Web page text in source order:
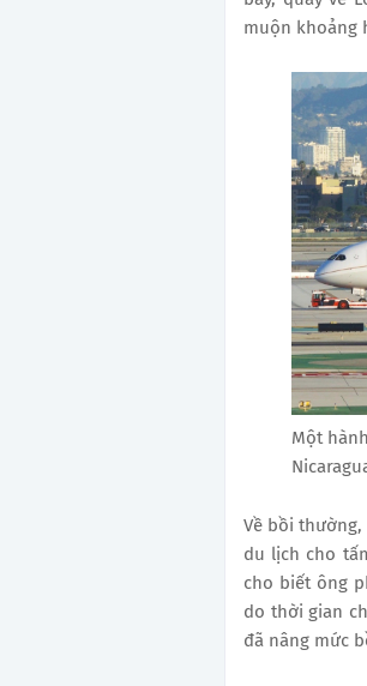
muộn khoảng
Một
Về bồi
du lịch cho
cho biết ông
do thời gian
đã nâng mức